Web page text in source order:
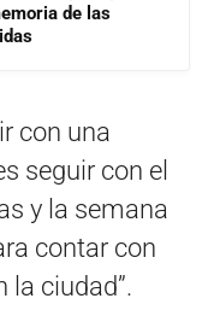
de las
con una
seguir con el
y la semana
contar con
la ciudad”.